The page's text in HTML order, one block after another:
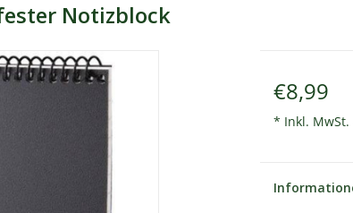
Notizblock
€8,99
* Inkl. MwSt.